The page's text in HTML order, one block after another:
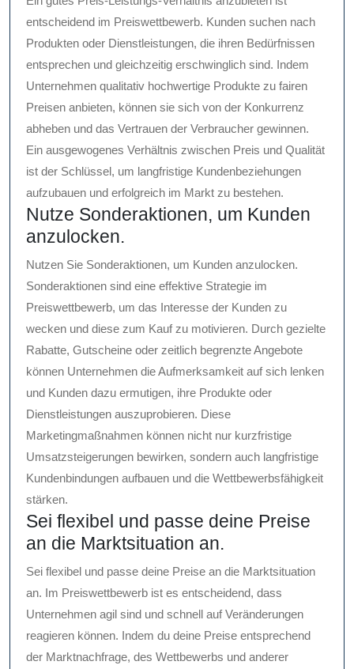
entscheidend im Preiswettbewerb. Kunden suchen nach
Produkten oder Dienstleistungen, die ihren Bedürfnissen
entsprechen und gleichzeitig erschwinglich sind. Indem
Unternehmen qualitativ hochwertige Produkte zu fairen
Preisen anbieten, können sie sich von der Konkurrenz
abheben und das Vertrauen der Verbraucher gewinnen.
Ein ausgewogenes Verhältnis zwischen Preis und Qualität
ist der Schlüssel, um langfristige Kundenbeziehungen
aufzubauen und erfolgreich im Markt zu bestehen.
Nutze Sonderaktionen, um Kunden
anzulocken.
Nutzen Sie Sonderaktionen, um Kunden anzulocken.
Sonderaktionen sind eine effektive Strategie im
Preiswettbewerb, um das Interesse der Kunden zu
wecken und diese zum Kauf zu motivieren. Durch gezielte
Rabatte, Gutscheine oder zeitlich begrenzte Angebote
können Unternehmen die Aufmerksamkeit auf sich lenken
und Kunden dazu ermutigen, ihre Produkte oder
Dienstleistungen auszuprobieren. Diese
Marketingmaßnahmen können nicht nur kurzfristige
Umsatzsteigerungen bewirken, sondern auch langfristige
Kundenbindungen aufbauen und die Wettbewerbsfähigkeit
stärken.
Sei flexibel und passe deine Preise
an die Marktsituation an.
Sei flexibel und passe deine Preise an die Marktsituation
an. Im Preiswettbewerb ist es entscheidend, dass
Unternehmen agil sind und schnell auf Veränderungen
reagieren können. Indem du deine Preise entsprechend
der Marktnachfrage, des Wettbewerbs und anderer